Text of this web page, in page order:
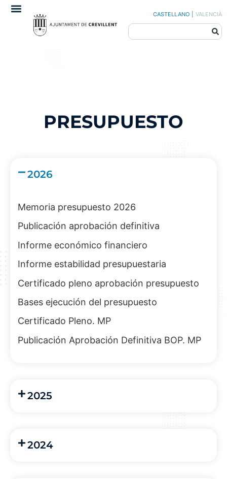
CASTELLANO VALENCIÀ
PRESUPUESTO
2026
Memoria presupuesto 2026
Publicación aprobación definitiva
Informe económico financiero
Informe estabilidad presupuestaria
Certificado pleno aprobación presupuesto
Bases ejecución del presupuesto
Certificado Pleno. MP
Publicación Aprobación Definitiva BOP. MP
2025
2024